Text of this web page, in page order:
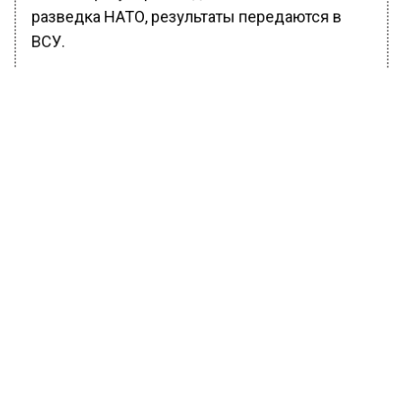
разведка НАТО, результаты передаются в
ВСУ.